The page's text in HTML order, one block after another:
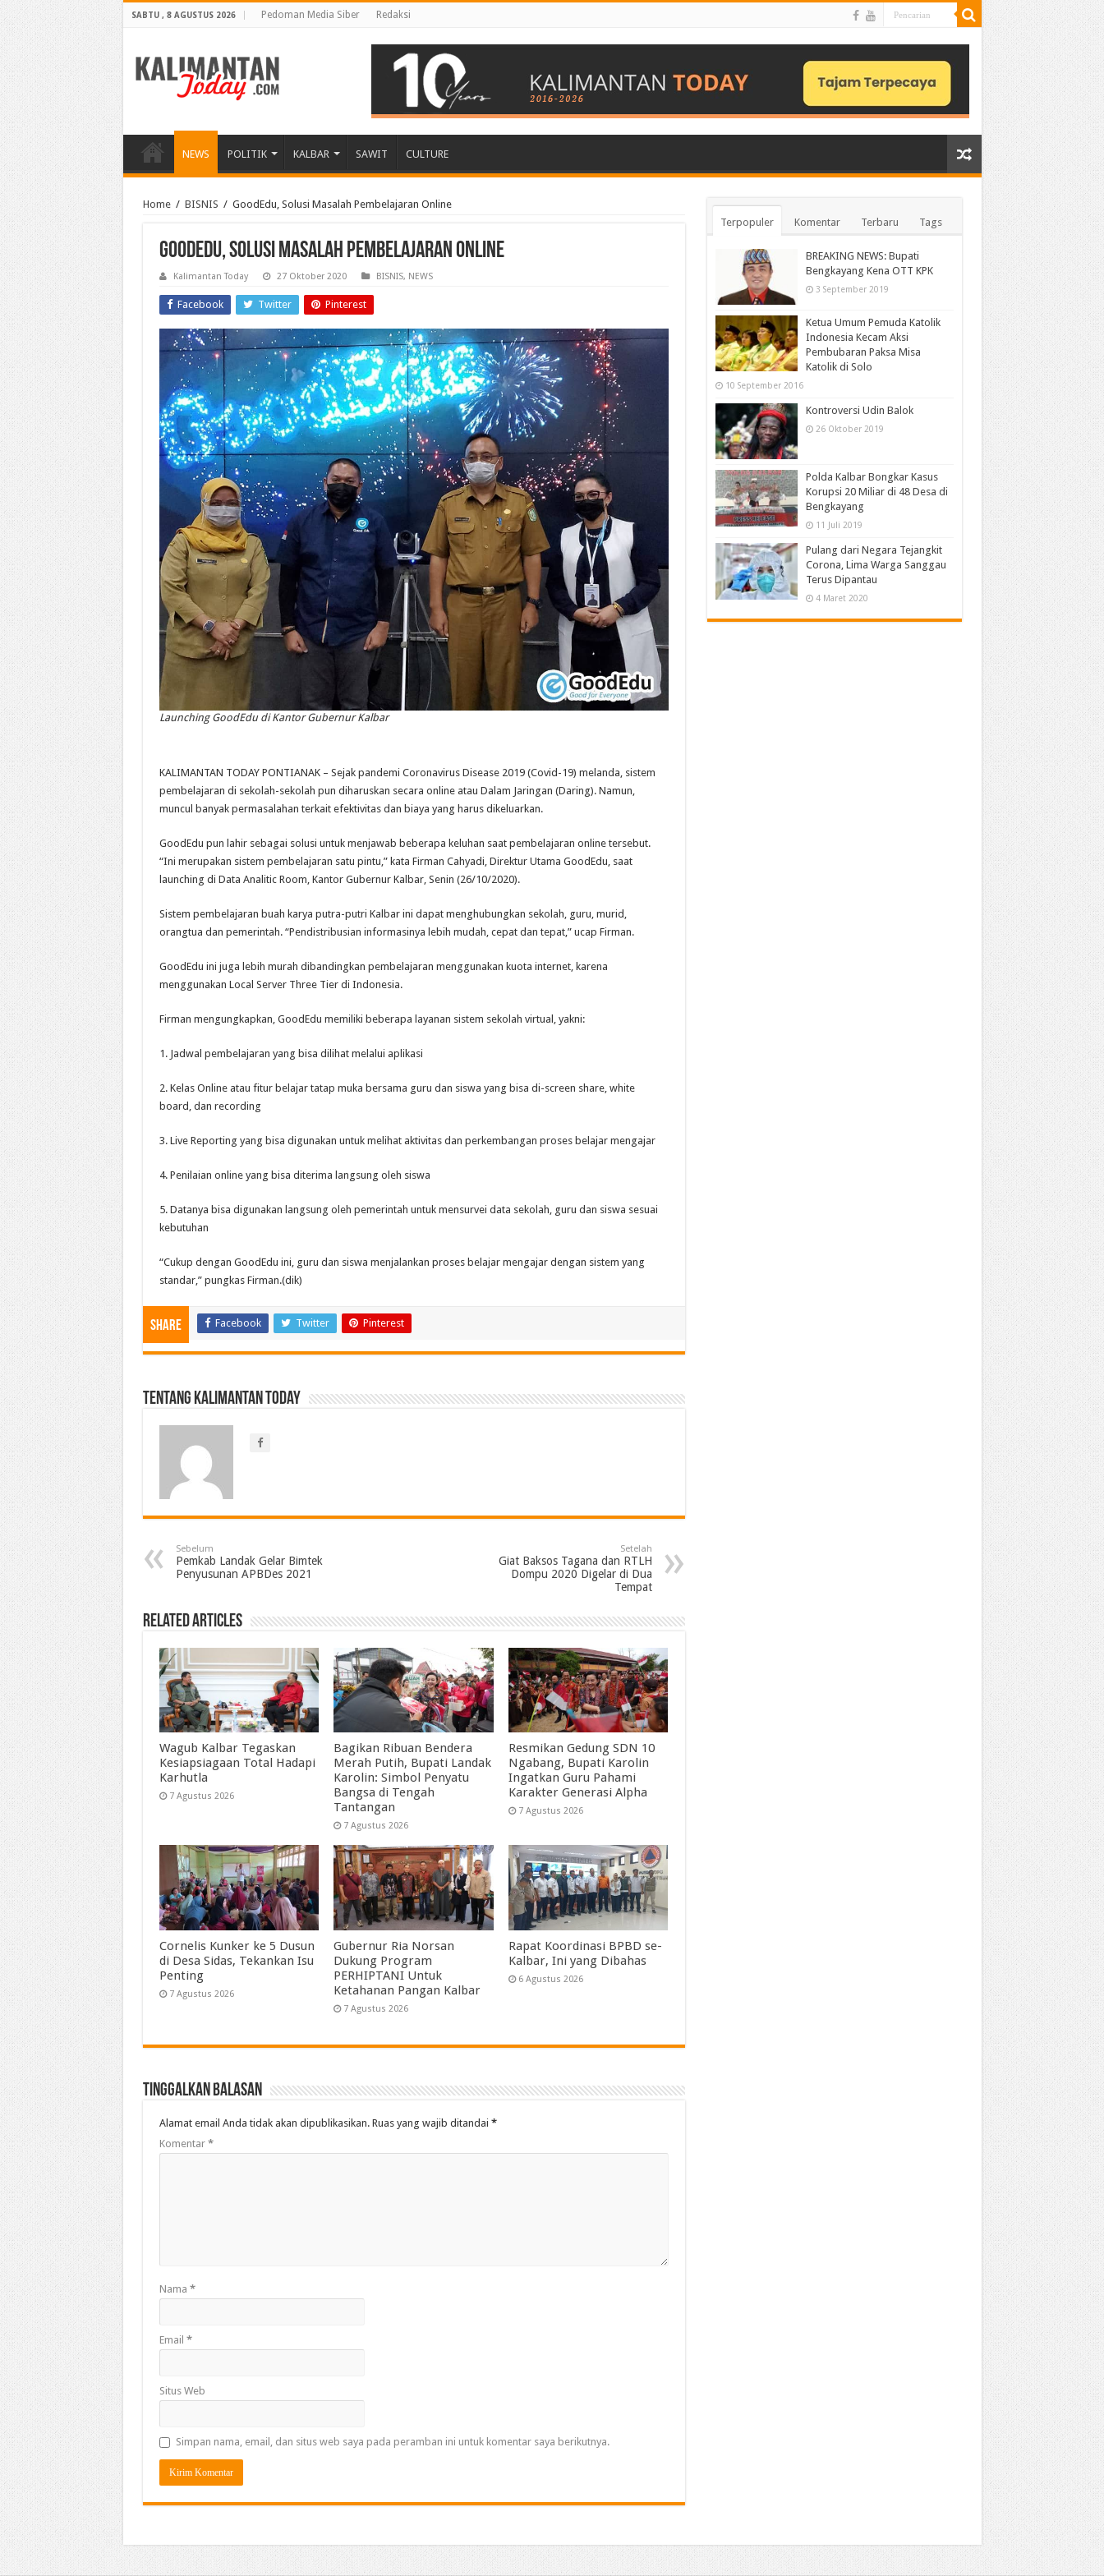
SABTU , 8 AGUSTUS 2026 Pedoman Media Siber Redaksi
NEWS POLITIK KALBAR SAWIT CULTURE
Home / BISNIS / GoodEdu, Solusi Masalah Pembelajaran Online
GoodEdu, Solusi Masalah Pembelajaran Online
Kalimantan Today 27 Oktober 2020 BISNIS, NEWS
Facebook Twitter Pinterest
Launching GoodEdu di Kantor Gubernur Kalbar
KALIMANTAN TODAY PONTIANAK – Sejak pandemi Coronavirus Disease 2019 (Covid-19) melanda, sistem
pembelajaran di sekolah-sekolah pun diharuskan secara online atau Dalam Jaringan (Daring). Namun,
muncul banyak permasalahan terkait efektivitas dan biaya yang harus dikeluarkan.
GoodEdu pun lahir sebagai solusi untuk menjawab beberapa keluhan saat pembelajaran online tersebut.
“Ini merupakan sistem pembelajaran satu pintu,” kata Firman Cahyadi, Direktur Utama GoodEdu, saat
launching di Data Analitic Room, Kantor Gubernur Kalbar, Senin (26/10/2020).
Sistem pembelajaran buah karya putra-putri Kalbar ini dapat menghubungkan sekolah, guru, murid,
orangtua dan pemerintah. “Pendistribusian informasinya lebih mudah, cepat dan tepat,” ucap Firman.
GoodEdu ini juga lebih murah dibandingkan pembelajaran menggunakan kuota internet, karena
menggunakan Local Server Three Tier di Indonesia.
Firman mengungkapkan, GoodEdu memiliki beberapa layanan sistem sekolah virtual, yakni:
1. Jadwal pembelajaran yang bisa dilihat melalui aplikasi
2. Kelas Online atau fitur belajar tatap muka bersama guru dan siswa yang bisa di-screen share, white
board, dan recording
3. Live Reporting yang bisa digunakan untuk melihat aktivitas dan perkembangan proses belajar mengajar
4. Penilaian online yang bisa diterima langsung oleh siswa
5. Datanya bisa digunakan langsung oleh pemerintah untuk mensurvei data sekolah, guru dan siswa sesuai
kebutuhan
“Cukup dengan GoodEdu ini, guru dan siswa menjalankan proses belajar mengajar dengan sistem yang
standar,” pungkas Firman.(dik)
Share Facebook Twitter Pinterest
Tentang Kalimantan Today
Sebelum
Pemkab Landak Gelar Bimtek
Penyusunan APBDes 2021
Setelah
Giat Baksos Tagana dan RTLH
Dompu 2020 Digelar di Dua
Tempat
Related Articles
Wagub Kalbar Tegaskan
Kesiapsiagaan Total Hadapi
Karhutla
7 Agustus 2026
Bagikan Ribuan Bendera
Merah Putih, Bupati Landak
Karolin: Simbol Penyatu
Bangsa di Tengah
Tantangan
7 Agustus 2026
Resmikan Gedung SDN 10
Ngabang, Bupati Karolin
Ingatkan Guru Pahami
Karakter Generasi Alpha
7 Agustus 2026
Cornelis Kunker ke 5 Dusun
di Desa Sidas, Tekankan Isu
Penting
7 Agustus 2026
Gubernur Ria Norsan
Dukung Program
PERHIPTANI Untuk
Ketahanan Pangan Kalbar
7 Agustus 2026
Rapat Koordinasi BPBD se-
Kalbar, Ini yang Dibahas
6 Agustus 2026
Tinggalkan Balasan
Alamat email Anda tidak akan dipublikasikan. Ruas yang wajib ditandai *
Komentar *
Nama *
Email *
Situs Web
Simpan nama, email, dan situs web saya pada peramban ini untuk komentar saya berikutnya.
Terpopuler Komentar Terbaru Tags
BREAKING NEWS: Bupati
Bengkayang Kena OTT KPK
3 September 2019
Ketua Umum Pemuda Katolik
Indonesia Kecam Aksi
Pembubaran Paksa Misa
Katolik di Solo
10 September 2016
Kontroversi Udin Balok
26 Oktober 2019
Polda Kalbar Bongkar Kasus
Korupsi 20 Miliar di 48 Desa di
Bengkayang
11 Juli 2019
Pulang dari Negara Tejangkit
Corona, Lima Warga Sanggau
Terus Dipantau
4 Maret 2020